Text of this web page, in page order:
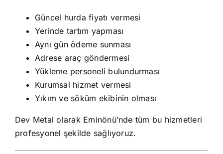
Güncel hurda fiyatı vermesi
Yerinde tartım yapması
Aynı gün ödeme sunması
Adrese araç göndermesi
Yükleme personeli bulundurması
Kurumsal hizmet vermesi
Yıkım ve söküm ekibinin olması
Dev Metal olarak Eminönü’nde tüm bu hizmetleri
profesyonel şekilde sağlıyoruz.